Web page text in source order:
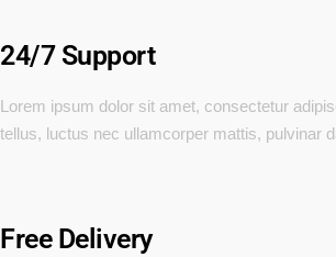
24/7 Support
Lorem ipsum dolor sit amet, consectetur
tellus, luctus nec ullamcorper mattis, pulvinar
Free Delivery